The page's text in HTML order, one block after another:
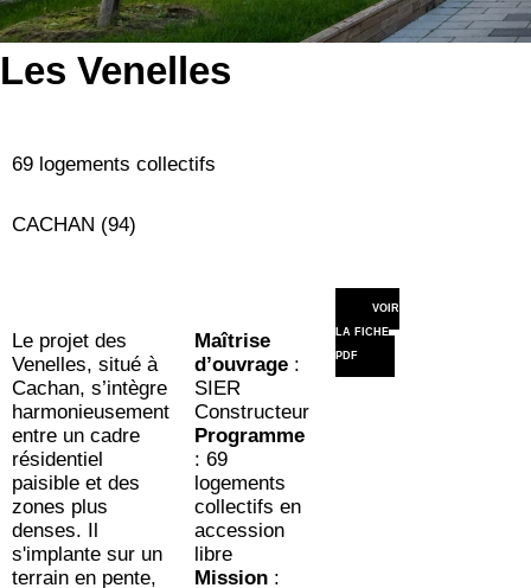
Les Venelles
69 logements collectifs
CACHAN (94)
Le projet des
Venelles, situé à
Cachan, s’intègre
harmonieusement
entre un cadre
résidentiel
paisible et des
zones plus
denses. Il
s'implante sur un
terrain en pente,
Maîtrise
d’ouvrage :
SIER
Constructeur
Programme
: 69
logements
collectifs en
accession
libre
Mission :
VOIR
LA FICHE
PDF